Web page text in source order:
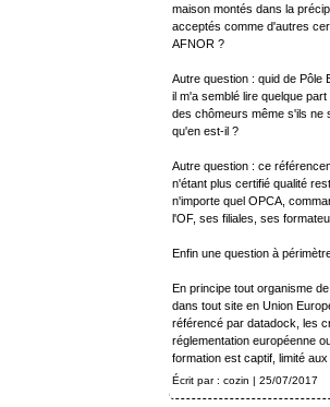
maison montés dans la
acceptés comme d'autres
AFNOR ?
Autre question : quid de Pôle
il m'a semblé lire quelque
des chômeurs même s'ils ne
qu'en est-il ?
Autre question : ce
n'étant plus certifié qualité
n'importe quel OPCA,
l'OF, ses filiales, ses
Enfin une question à
En principe tout organisme
dans tout site en Union
référencé par datadock, les
réglementation européenne
formation est captif, limité
Écrit par : cozin | 25/07/2017